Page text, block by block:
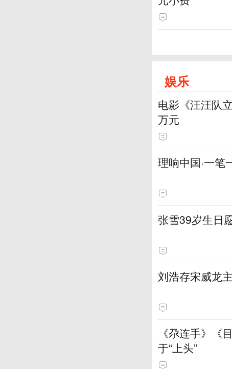
娱乐
电影《汪汪队
万元
理响中国·一笔
张雪39岁生日
刘浩存宋威龙
《尕连手》《
于“上头”